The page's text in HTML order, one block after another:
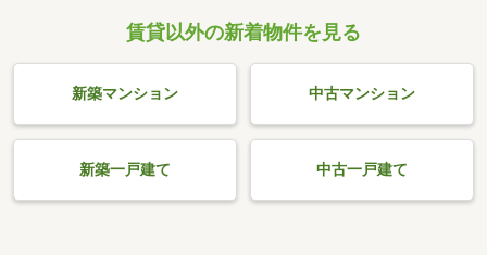
賃貸以外の新着物件を見る
新築マンション 中古マンション
新築一戸建て 中古一戸建て